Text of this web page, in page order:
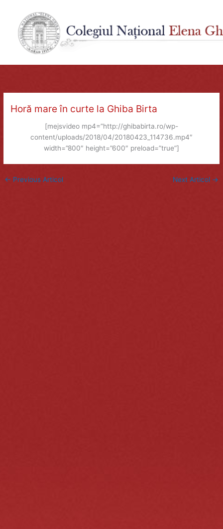
content
Horă mare în curte la Ghiba Birta
[mejsvideo mp4=”http://ghibabirta.ro/wp-
content/uploads/2018/04/20180423_114736.mp4″
width=”800″ height=”600″ preload=”true”]
← Previous Articol Next Articol →